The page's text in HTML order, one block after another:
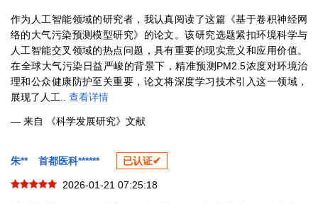
作为人工智能领域的研究者，我认真阅读了这篇《基于卷积神经网
络的大气污染预测模型研究》的论文。该研究选题紧扣环境科学与
人工智能交叉领域的热点问题，具有重要的现实意义和应用价值。
在全球大气污染日益严峻的背景下，精准预测PM2.5浓度对环境治
理和公众健康防护至关重要，论文将深度学习技术引入这一领域，
展现了人工.. 查看详情
— 来自 《科学发展研究》文献
朱** 首都医科****** 已认证✔
2026-01-21 07:25:18